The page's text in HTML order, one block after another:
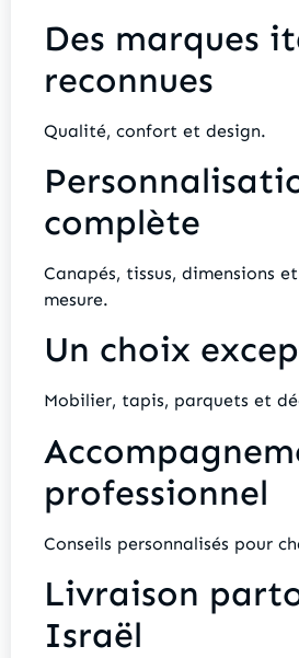
Des marques
reconnues
Qualité, confort et design.
complète
Canapés, tissus, dimensions
mesure.
Un choix
Mobilier, tapis, parquets et
professionnel
Conseils personnalisés pour
Livraison
Israël